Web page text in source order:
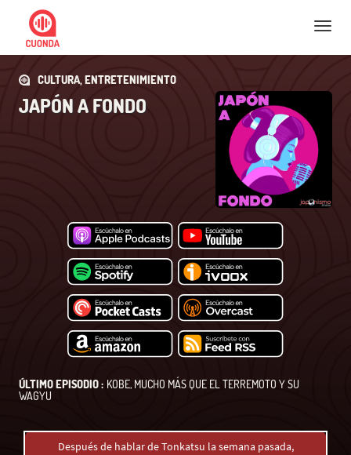
Nav
CULTURA, ENTRETENIMIENTO
JAPÓN A FONDO
ÚLTIMO EPISODIO : KOBE, MUCHO MÁS QUE EL TERREMOTO Y SU
WAGYU
Después de hablar de Tonkatsu la semana pasada,